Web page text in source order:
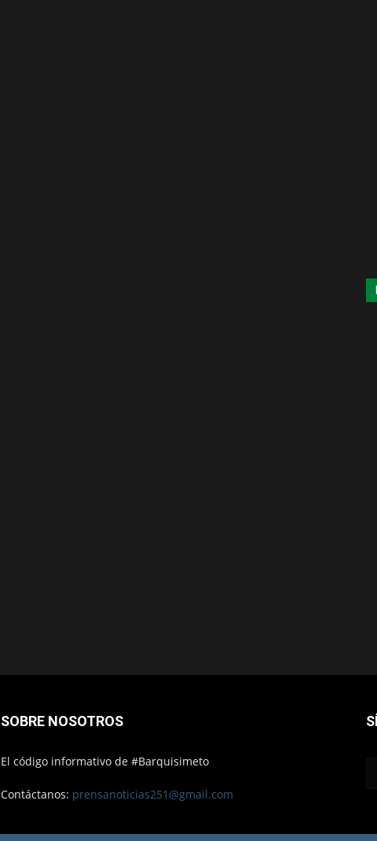
SOBRE NOSOTROS
El código informativo de #Barquisimeto
Contáctanos: prensanoticias251@gmail.com